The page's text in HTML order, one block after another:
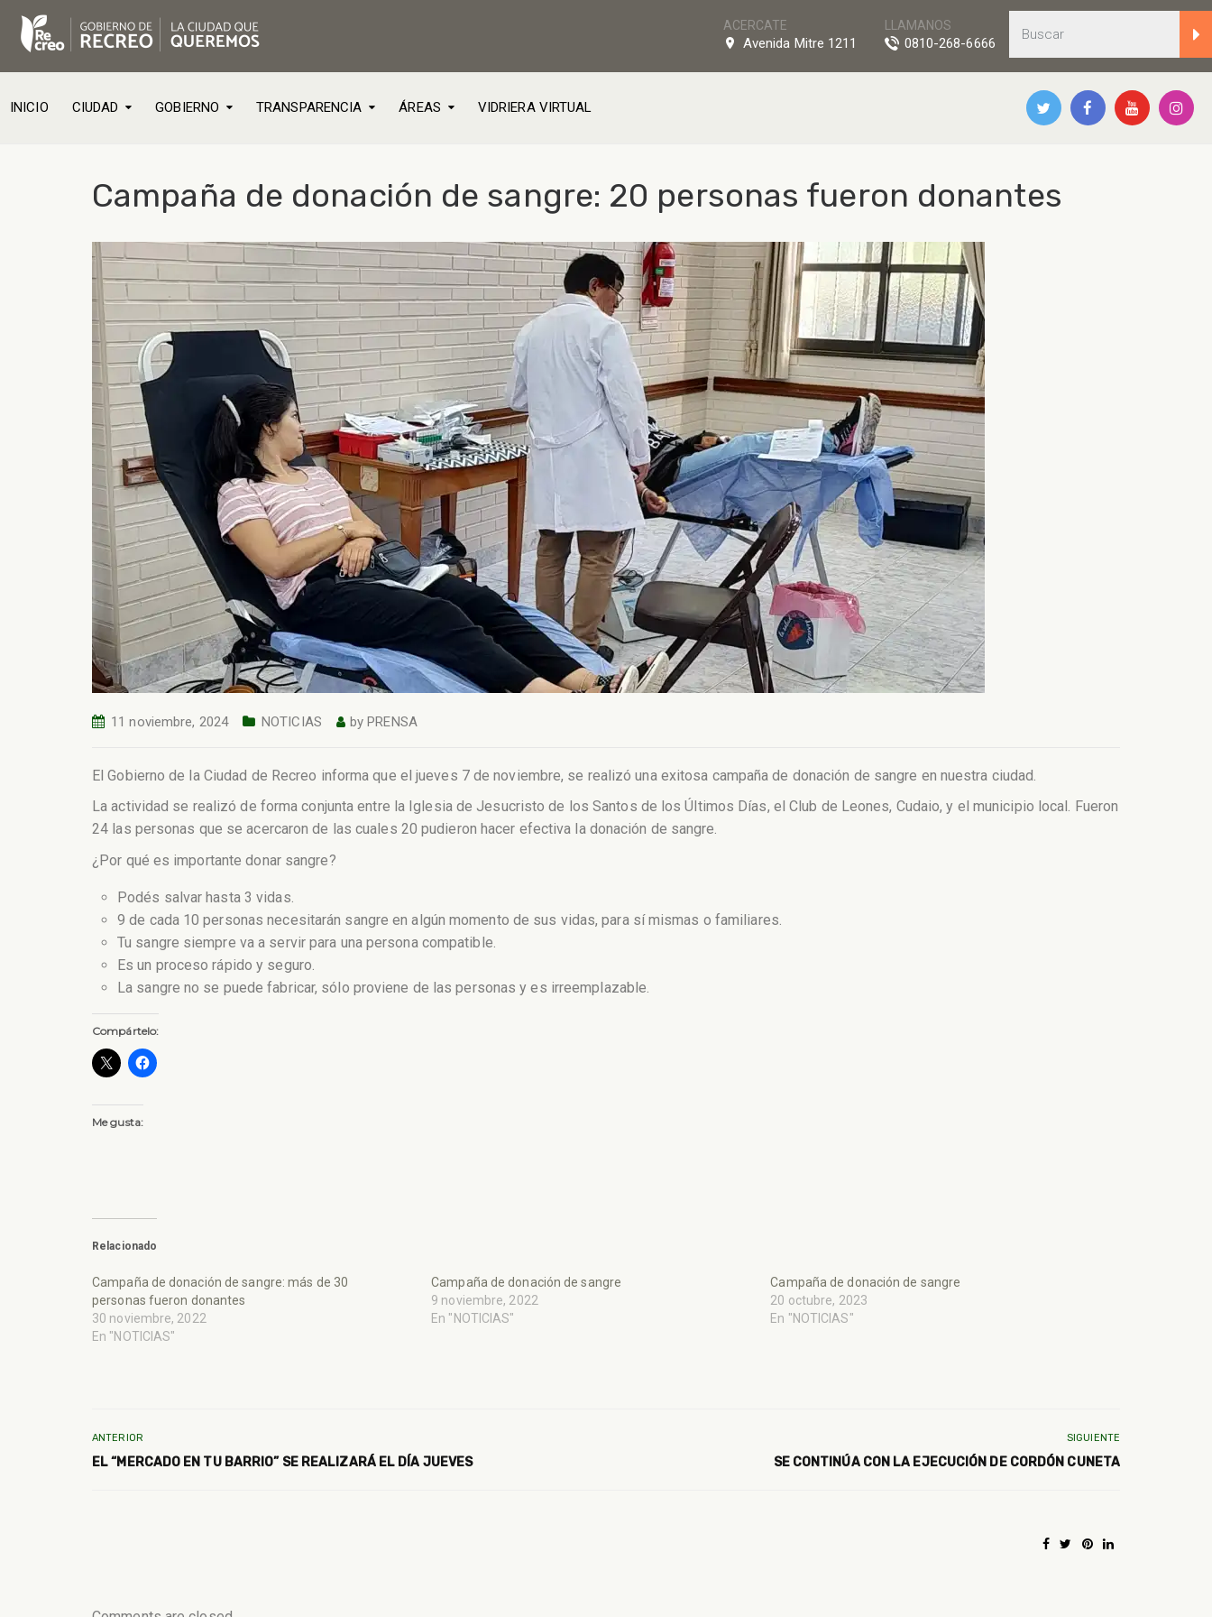
LLAMANOS
0810-268-6666
ACERCATE
Avenida Mitre 1211
INICIO CIUDAD GOBIERNO TRANSPARENCIA ÁREAS VIDRIERA VIRTUAL
Campaña de donación de sangre: 20 personas fueron donantes
11 noviembre, 2024 NOTICIAS byPRENSA
El Gobierno de la Ciudad de Recreo informa que el jueves 7 de noviembre, se realizó una exitosa campaña de donación de sangre en nuestra ciudad.
La actividad se realizó de forma conjunta entre la Iglesia de Jesucristo de los Santos de los Últimos Días, el Club de Leones, Cudaio, y el municipio local. Fueron
24 las personas que se acercaron de las cuales 20 pudieron hacer efectiva la donación de sangre.
¿Por qué es importante donar sangre?
Podés salvar hasta 3 vidas.
9 de cada 10 personas necesitarán sangre en algún momento de sus vidas, para sí mismas o familiares.
Tu sangre siempre va a servir para una persona compatible.
Es un proceso rápido y seguro.
La sangre no se puede fabricar, sólo proviene de las personas y es irreemplazable.
Compártelo:
Me gusta:
Relacionado
Campaña de donación de sangre: más de 30
personas fueron donantes
30 noviembre, 2022
En "NOTICIAS"
Campaña de donación de sangre
9 noviembre, 2022
En "NOTICIAS"
Campaña de donación de sangre
20 octubre, 2023
En "NOTICIAS"
ANTERIOR
EL “MERCADO EN TU BARRIO” SE REALIZARÁ EL DÍA JUEVES
SIGUIENTE
SE CONTINÚA CON LA EJECUCIÓN DE CORDÓN CUNETA